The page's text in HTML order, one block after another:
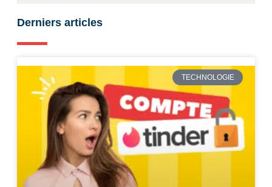
Derniers articles
TECHNOLOGIE